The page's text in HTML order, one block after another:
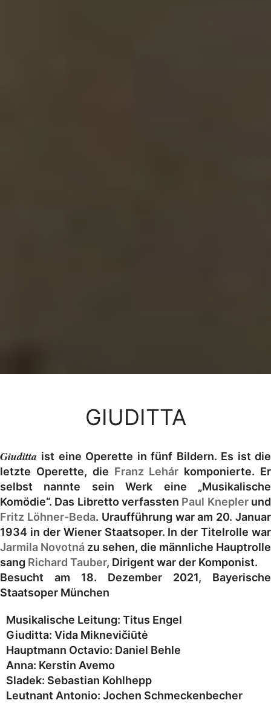
GIUDITTA
Giuditta ist eine Operette in fünf Bildern. Es ist die
letzte Operette, die Franz Lehár komponierte. Er
selbst nannte sein Werk eine „Musikalische
Komödie“. Das Libretto verfassten Paul Kneplerund
Fritz Löhner-Beda. Uraufführung war am 20. Januar
1934 in der Wiener Staatsoper. In der Titelrolle war
Jarmila Novotná zu sehen, die männliche Hauptrolle
sang Richard Tauber, Dirigent war der Komponist.
Besucht am 18. Dezember 2021, Bayerische
Staatsoper München
Musikalische Leitung: Titus Engel
Giuditta: Vida Miknevičiūtė
Hauptmann Octavio: Daniel Behle
Anna: Kerstin Avemo
Sladek: Sebastian Kohlhepp
Leutnant Antonio: Jochen Schmeckenbecher